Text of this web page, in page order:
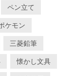
ペン立て
ケモン
三菱鉛筆
懐かし文具